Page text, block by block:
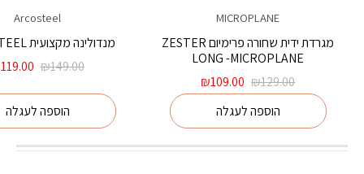
MICROPLANE
מגרדת ידית שחורה פרימיום ZESTER
LONG -MICROPLANE
₪129.00
המחיר
המקורי
היה:
₪129.00.
₪109.00 המחיר
הנוכחי
₪109.00.
הוספה לעגלה
Arcosteel
מנדולינה מקצועית ARCOSTEEL
₪149.00
המחיר
היה:
119.00
הוספה לעגלה